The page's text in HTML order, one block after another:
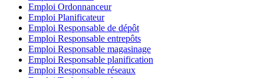
Emploi Ordonnanceur
Emploi Planificateur
Emploi Responsable de dépôt
Emploi Responsable entrepôts
Emploi Responsable magasinage
Emploi Responsable planification
Emploi Responsable réseaux